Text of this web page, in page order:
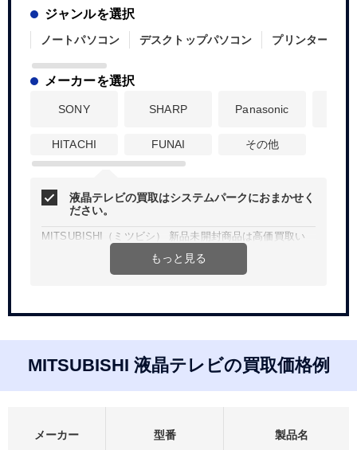
ジャンルを選択
ノートパソコン デスクトップパソコン プリンター
メーカーを選択
SONY SHARP Panasonic
HITACHI FUNAI その他
液晶テレビの買取はシステムパークにおまかせく
ださい。
MITSUBISHI（ミツビシ） 新品未開封商品は高価買取い
もっと見る
MITSUBISHI 液晶テレビの買取価格例
メーカー 型番 製品名